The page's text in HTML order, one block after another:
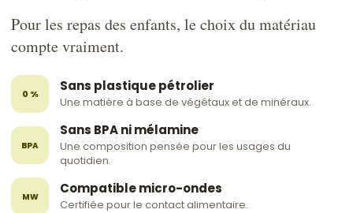
Pour les repas des enfants, le choix du matériau
compte vraiment.
0 % Sans plastique pétrolier
Une matière à base de végétaux et de minéraux.
BPA
Sans BPA ni mélamine
Une composition pensée pour les usages du
quotidien.
MW Compatible micro-ondes
Certifiée pour le contact alimentaire.